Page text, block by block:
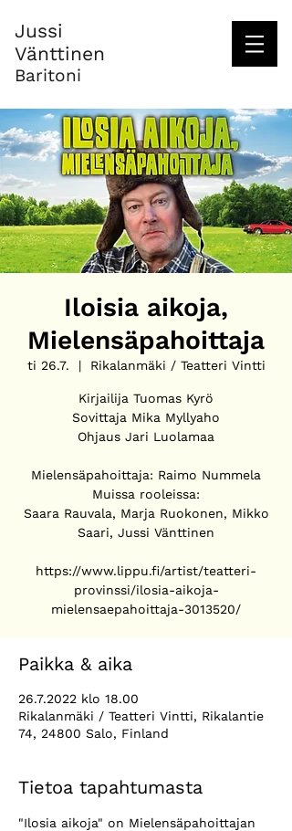
Jussi
Vänttinen
Baritoni
Iloisia aikoja,
Mielensäpahoittaja
ti 26.7.
  |
Rikalanmäki / Teatteri Vintti
Kirjailija Tuomas Kyrö
Sovittaja Mika Myllyaho
Ohjaus Jari Luolamaa
Mielensäpahoittaja: Raimo Nummela
Muissa rooleissa:
Saara Rauvala, Marja Ruokonen, Mikko
Saari, Jussi Vänttinen
https://www.lippu.fi/artist/teatteri-
provinssi/ilosia-aikoja-
Paikka & aika
26.7.2022 klo 18.00
Rikalanmäki / Teatteri Vintti, Rikalantie
74, 24800 Salo, Finland
Tietoa tapahtumasta
"Ilosia aikoja" on Mielensäpahoittajan